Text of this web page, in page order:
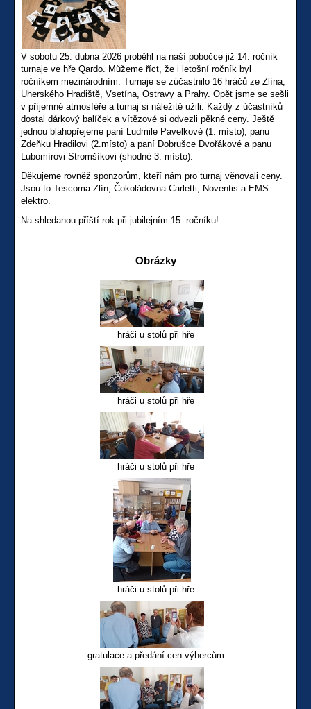
V sobotu 25. dubna 2026 proběhl na naší pobočce již 14. ročník
turnaje ve hře Qardo. Můžeme říct, že i letošní ročník byl
ročníkem mezinárodním. Turnaje se zúčastnilo 16 hráčů ze Zlína,
Uherského Hradiště, Vsetína, Ostravy a Prahy. Opět jsme se sešli
v příjemné atmosféře a turnaj si náležitě užili. Každý z účastníků
dostal dárkový balíček a vítězové si odvezli pěkné ceny. Ještě
jednou blahopřejeme paní Ludmile Pavelkové (1. místo), panu
Zdeňku Hradilovi (2.místo) a paní Dobrušce Dvořákové a panu
Lubomírovi Stromšíkovi (shodné 3. místo).
Děkujeme rovněž sponzorům, kteří nám pro turnaj věnovali ceny.
Jsou to Tescoma Zlín, Čokoládovna Carletti, Noventis a EMS
elektro.
Na shledanou příští rok při jubilejním 15. ročníku!
Obrázky
hráči u stolů při hře
hráči u stolů při hře
hráči u stolů při hře
hráči u stolů při hře
gratulace a předání cen výhercům